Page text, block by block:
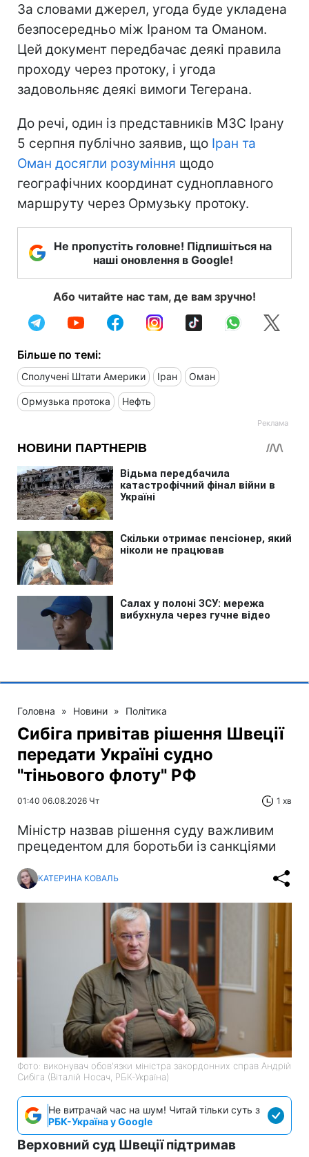
За словами джерел, угода буде укладена
безпосередньо між Іраном та Оманом.
Цей документ передбачає деякі правила
проходу через протоку, і угода
задовольняє деякі вимоги Тегерана.
До речі, один із представників МЗС Ірану
5 серпня публічно заявив, що Іран та
Оман досягли розуміння щодо
географічних координат судноплавного
маршруту через Ормузьку протоку.
Не пропустіть головне! Підпишіться на
наші оновлення в Google!
Або читайте нас там, де вам зручно!
Більше по темі:
Сполучені Штати Америки Іран Оман
Ормузька протока Нефть
Головна » Новини » Політика
Сибіга привітав рішення Швеції
передати Україні судно
"тіньового флоту" РФ
01:40 06.08.2026 Чт 1 хв
Міністр назвав рішення суду важливим
прецедентом для боротьби із санкціями
КАТЕРИНА КОВАЛЬ
Фото: виконувач обов'язки міністра закордонних справ Андрій
Сибіга (Віталій Носач, РБК-Україна)
Не витрачай час на шум! Читай тільки суть з
РБК-Україна у Google
Верховний суд Швеції підтримав